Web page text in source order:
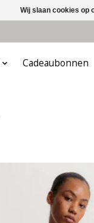
Cadeaubonnen
Wij slaan cookies op